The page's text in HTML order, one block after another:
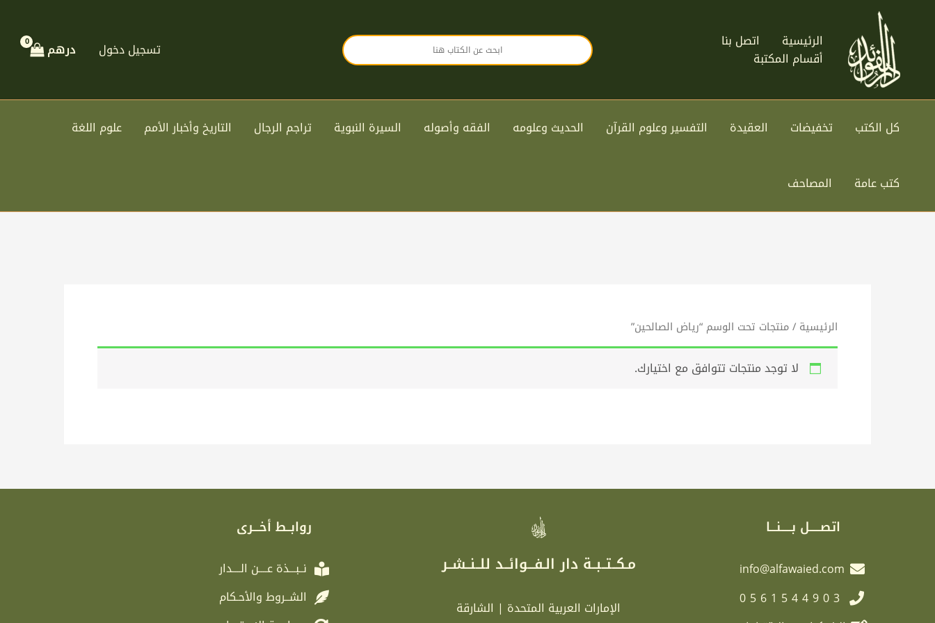
الرئيسية
اتصل بنا
أقسام المكتبة
تسجيل دخول درهم
كل الكتب تخفيضات العقيدة التفسير وعلوم القرآن الحديث وعلومه الفقه وأصوله السيرة النبوية تراجم الرجال التاريخ وأخبار الأمم علوم اللغة
كتب عامة المصاحف
الرئيسية / منتجات تحت الوسم “رياض الصالحين”
لا توجد منتجات تتوافق مع اختيارك.
اتصـــــل بـــــنـــا
info@alfawaied.com
0561544903
مـكــتــبــة دار الـفـــوائــد للــنــشــر
الإمارات العربية المتحدة | الشارقة
روابــط أخـــرى
نــبـــذة عــــن الــــدار
الشــروط والأحـكام